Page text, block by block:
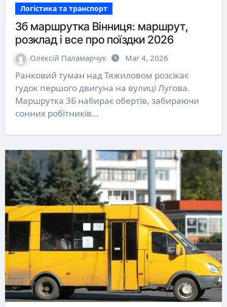
Логістика та транспорт
3б маршрутка Вінниця: маршрут,
розклад і все про поїздки 2026
Олексій Паламарчук Mar 4, 2026
Ранковий туман над Тяжиловом розсікає
гудок першого двигуна на вулиці Лугова.
Маршрутка 3Б набирає обертів, забираючи
сонних робітників…